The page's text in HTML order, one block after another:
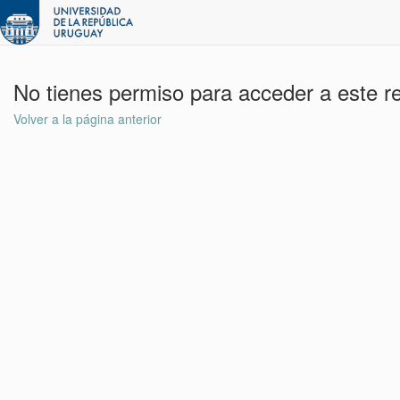
No tienes permiso para acceder a este
Volver a la página anterior